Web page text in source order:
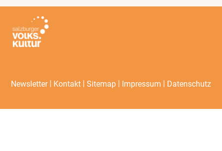
Newsletter | Kontakt | Sitemap | Impressum | Datenschutz